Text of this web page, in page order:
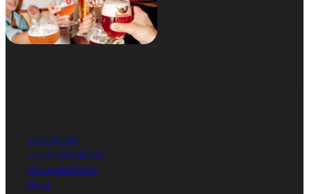
Loja online
Login / Registar
Revendedores
Blog